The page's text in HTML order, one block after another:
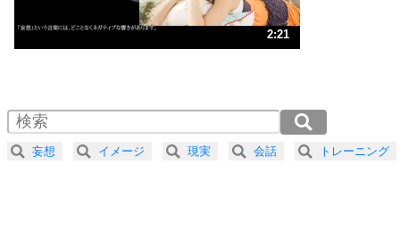
ストレス対策
人生、なんとかなるもの。
気楽に生きる30の方法
4 器の大きい人は、怒りを優しさで表現する。
プラス思考
2:21
2.0倍速 （278KB 1分10秒）
2.5倍速 （222KB 56秒）
3.0倍速 （185KB 47秒）
妄想 イメージ 現実 会話 トレーニング